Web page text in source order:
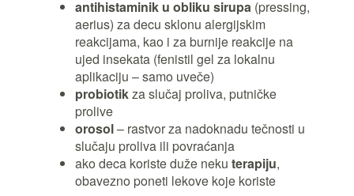
antihistaminik u obliku sirupa (pressing,
aerius) za decu sklonu alergijskim
reakcijama, kao i za burnije reakcije na
ujed insekata (fenistil gel za lokalnu
aplikaciju – samo uveče)
probiotikza slučaj proliva, putničke
prolive
orosol– rastvor za nadoknadu tečnosti u
slučaju proliva ili povraćanja
ako deca koriste duže neku terapiju,
obavezno poneti lekove koje koriste